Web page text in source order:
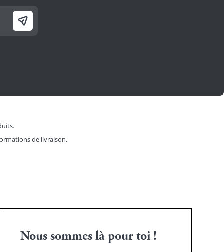
de livraison.
Nous sommes là pour toi !